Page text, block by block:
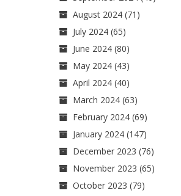
August 2024(71)
July 2024(65)
June 2024(80)
May 2024(43)
April 2024(40)
March 2024(63)
February 2024(69)
January 2024(147)
December 2023 (76)
November 2023 (65)
October 2023 (79)